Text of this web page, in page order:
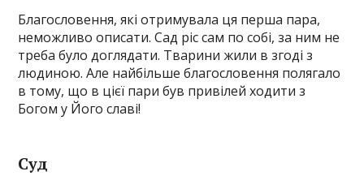
Благословення, які отримувала ця перша пара,
неможливо описати. Сад ріс сам по собі, за ним не
треба було доглядати. Тварини жили в згоді з
людиною. Але найбільше благословення полягало
в тому, що в цієї пари був привілей ходити з
Богом у Його славі!
Суд